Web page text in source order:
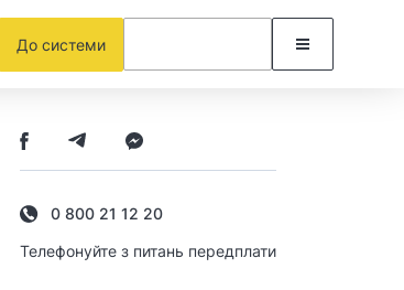
До системи
0 800 21 12 20
Телефонуйте з питань передплати